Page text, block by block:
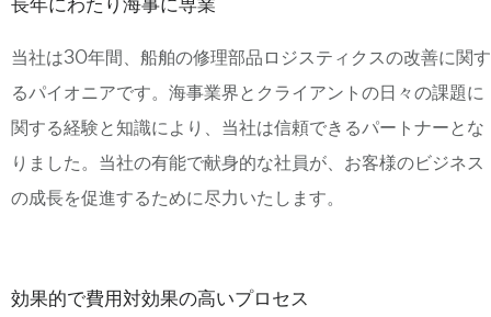
当社は30年間、船舶の修理部品ロジスティクスの改善に関す
るパイオニアです。海事業界とクライアントの日々の課題に
関する経験と知識により、当社は信頼できるパートナーとな
りました。当社の有能で献身的な社員が、お客様のビジネス
の成長を促進するために尽力いたします。
効果的で費用対効果の高いプロセス